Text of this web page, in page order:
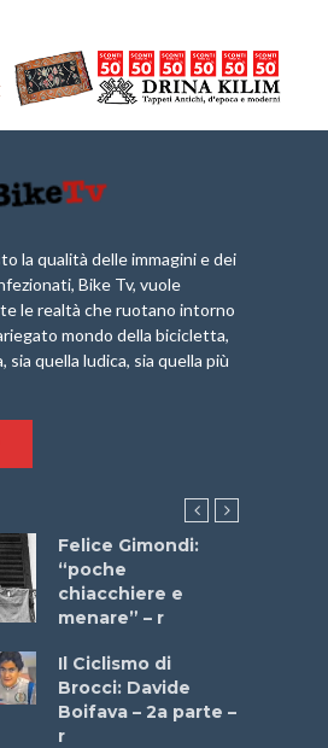
la qualità delle immagini e dei
Bike Tv, vuole
le realtà che ruotano intorno
mondo della bicicletta,
sia quella ludica, sia quella più
Felice Gimondi:
“poche
chiacchiere e
menare” – r
Il Ciclismo di
Brocci: Davide
Boifava – 2a parte –
r